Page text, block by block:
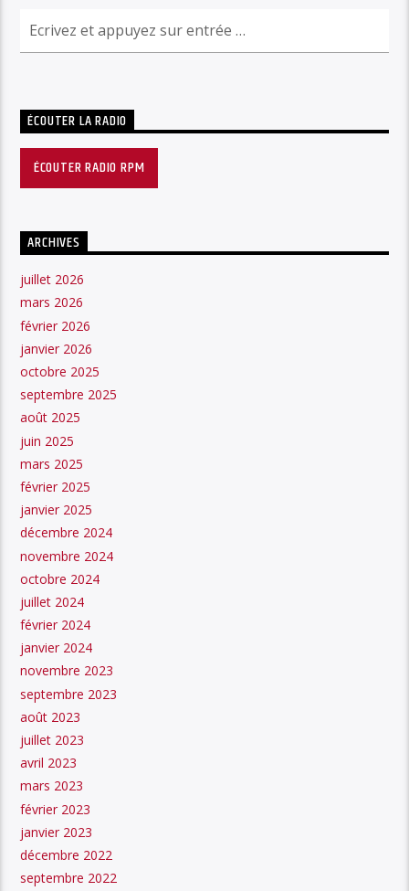
ÉCOUTER LA RADIO
ÉCOUTER RADIO RPM
ARCHIVES
juillet 2026
mars 2026
février 2026
janvier 2026
octobre 2025
septembre 2025
août 2025
juin 2025
mars 2025
février 2025
janvier 2025
décembre 2024
novembre 2024
octobre 2024
juillet 2024
février 2024
janvier 2024
novembre 2023
septembre 2023
août 2023
juillet 2023
avril 2023
mars 2023
février 2023
janvier 2023
décembre 2022
septembre 2022